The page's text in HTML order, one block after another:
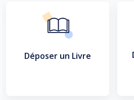
Déposer un Livre